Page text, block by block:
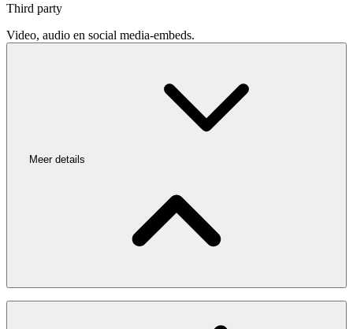
Third party
Video, audio en social media-embeds.
Meer details